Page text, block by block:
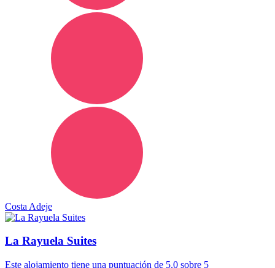
Costa Adeje
La Rayuela Suites
Este alojamiento tiene una puntuación de 5.0 sobre 5